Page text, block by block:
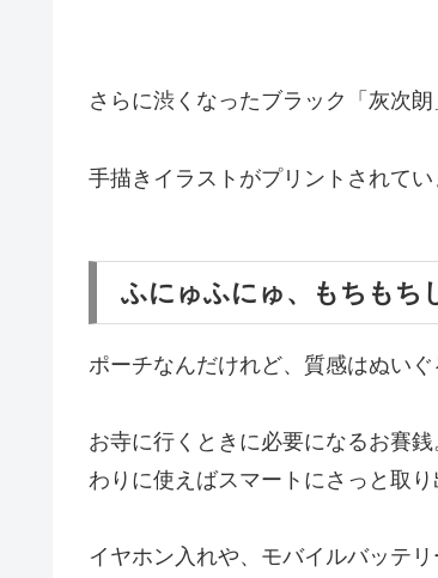
さらに渋くなったブラック「灰次
手描きイラストがプリントされてい
ふにゅふにゅ、もちもち
ポーチなんだけれど、質感はぬい
お寺に行くときに必要になるお賽
わりに使えばスマートにさっと取り
イヤホン入れや、モバイルバッテリ